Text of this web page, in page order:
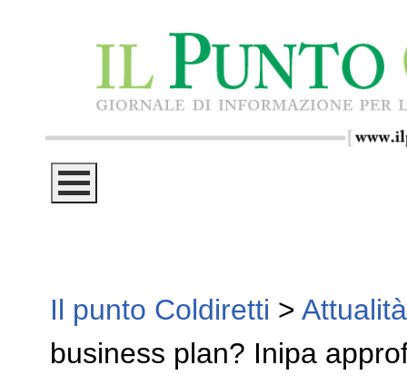
Il punto Coldiretti > Attualità
business plan? Inipa